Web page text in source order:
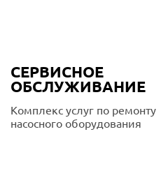
СЕРВИСНОЕ
ОБСЛУЖИВАНИЕ
Комплекс услуг по ремонту
насосного оборудования